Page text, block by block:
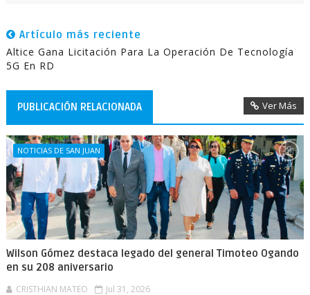
Artículo más reciente
Altice Gana Licitación Para La Operación De Tecnología
5G En RD
PUBLICACIÓN RELACIONADA Ver Más
NOTICIAS DE SAN JUAN
Wilson Gómez destaca legado del general Timoteo Ogando
en su 208 aniversario
CRISTHIAN MATEO Jul 31, 2026